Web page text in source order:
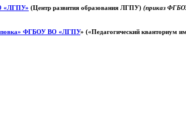
«ЛГПУ» (Центр развития образования ЛГПУ) (приказ
ФГБОУ ВО «ЛГПУ» («Педагогический кванториум